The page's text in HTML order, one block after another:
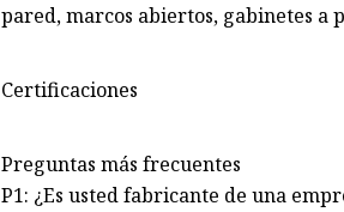
pared, marcos abiertos, gabinetes a
Certificaciones
Preguntas más frecuentes
P1: ¿Es usted fabricante de una